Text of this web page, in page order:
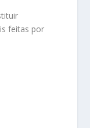
feitas por